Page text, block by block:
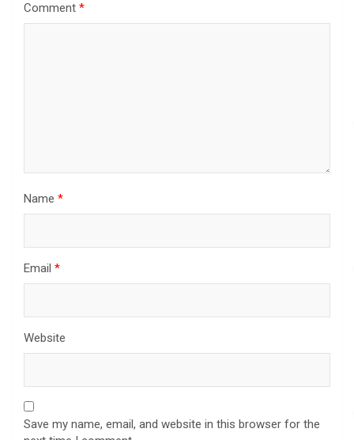
Comment *
Name *
Email *
Website
Save my name, email, and website in this browser for the